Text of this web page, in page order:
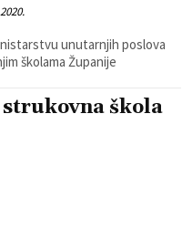
unutarnjih poslova
školama Županije
škola